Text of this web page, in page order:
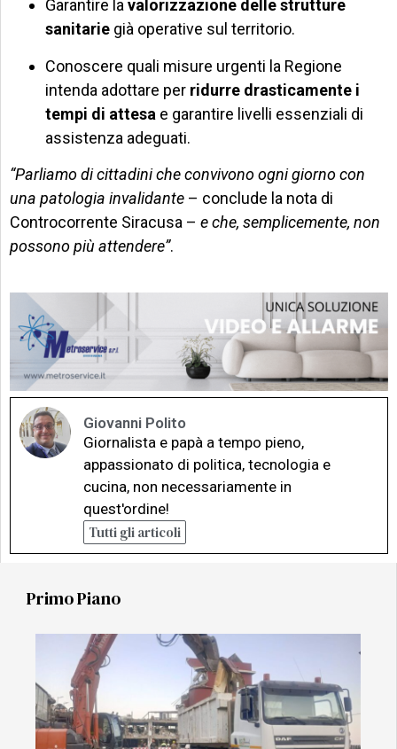
Garantire lavalorizzazione delle strutture
sanitarie già operative sul territorio.
Conoscere quali misure urgenti la Regione
intenda adottare per ridurre drasticamente i
tempi di attesa e garantire livelli essenziali di
assistenza adeguati.
“Parliamo di cittadini che convivono ogni giorno con
una patologia invalidante – conclude la nota di
Controcorrente Siracusa – e che, semplicemente, non
possono più attendere”.
Giovanni Polito
Giornalista e papà a tempo pieno,
appassionato di politica, tecnologia e
cucina, non necessariamente in
quest'ordine!
Tutti gli articoli
Primo Piano